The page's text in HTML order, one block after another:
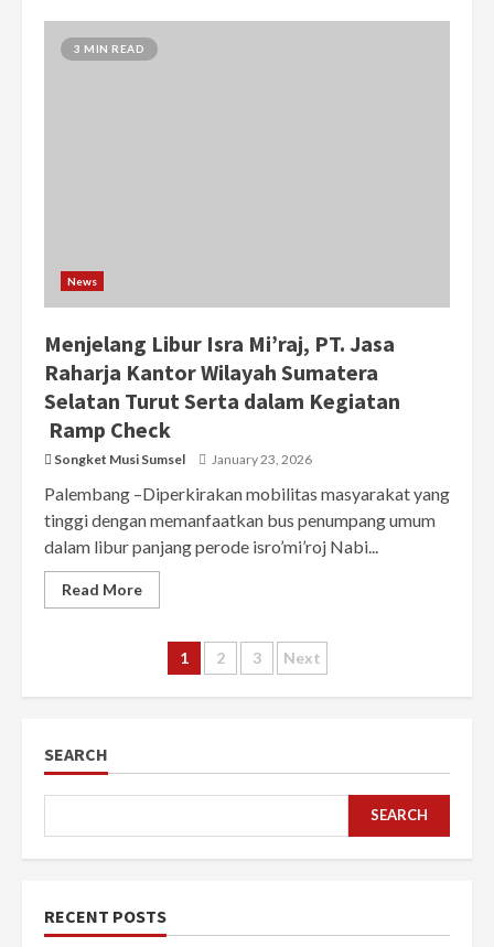
3 MIN READ
News
Menjelang Libur Isra Mi’raj, PT. Jasa
Raharja Kantor Wilayah Sumatera
Selatan Turut Serta dalam Kegiatan
Ramp Check
Songket Musi Sumsel January 23, 2026
Palembang –Diperkirakan mobilitas masyarakat yang
tinggi dengan memanfaatkan bus penumpang umum
dalam libur panjang perode isro’mi’roj Nabi...
Read More
Posts
pagination
1 2 3 Next
SEARCH
SEARCH
RECENT POSTS